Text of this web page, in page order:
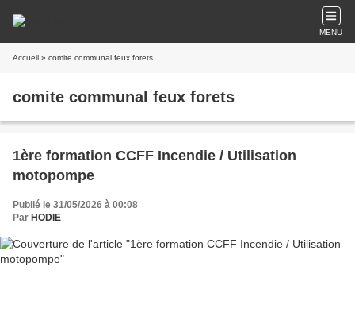
MENU
Accueil » comite communal feux forets
comite communal feux forets
1ère formation CCFF Incendie / Utilisation
motopompe
Publié le 31/05/2026 à 00:08
Par HODIE